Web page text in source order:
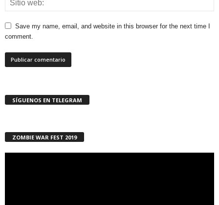
Save my name, email, and website in this browser for the next time I
comment.
SÍGUENOS EN TELEGRAM
ZOMBIE WAR FEST 2019